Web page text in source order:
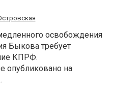
освобождения
Быкова требует
КПРФ.
опубликовано на